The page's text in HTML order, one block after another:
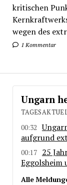
kritischen
wegen des
1 Kommentar
Ungarn
00:32
aufgrund
00:17
25
Eggolsheim
Alle